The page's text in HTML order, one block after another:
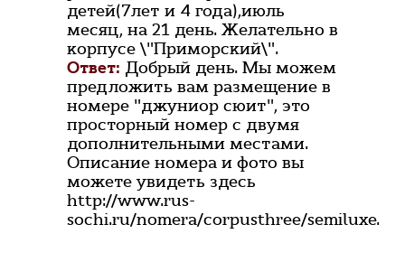
детей(7лет и 4 года),июль
месяц, на 21 день. Желательно в
корпусе \"Приморский\".
Ответ: Добрый день. Мы можем
предложить вам размещение в
номере "джуниор сюит", это
просторный номер с двумя
дополнительными местами.
Описание номера и фото вы
можете увидеть здесь
http://www.rus-
sochi.ru/nomera/corpusthree/semiluxe.